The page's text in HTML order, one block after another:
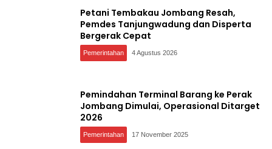
Petani Tembakau Jombang Resah,
Pemdes Tanjungwadung dan Disperta
Bergerak Cepat
Pemerintahan 4 Agustus 2026
Pemindahan Terminal Barang ke Perak
Jombang Dimulai, Operasional Ditarget
2026
Pemerintahan 17 November 2025